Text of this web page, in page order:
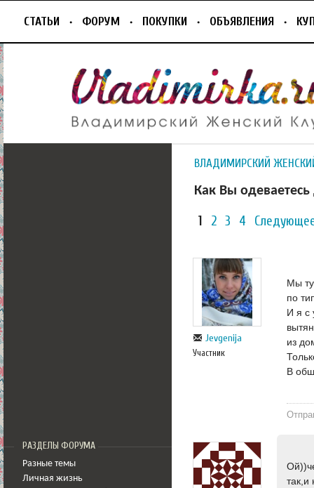
СТАТЬИ ФОРУМ ПОКУПКИ ОБЪЯВЛЕНИЯ
РАЗДЕЛЫ ФОРУМА
Разные темы
Личная жизнь
ВЛАДИМИРСКИЙ
Как Вы
1 2 3 4
Jevgenija
Участник
Мы
по
И я с
из
В
так,и